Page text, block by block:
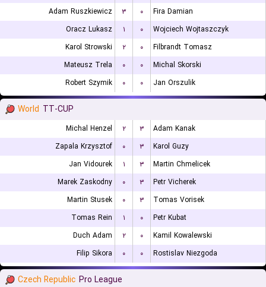
Adam Ruszkiewicz
۳ ۰
Fira Damian
Oracz Lukasz
۱ ۰
Wojciech Wojtaszczyk
Karol Strowski
۲ ۰
Filbrandt Tomasz
Mateusz Trela
۰ ۰
Michal Skorski
Robert Szymik
۰ ۰ Jan Orszulik
World TT-CUP
Michal Henzel ۲ ۳
Adam Kanak
Zapala Krzysztof
۰ ۳
Karol Guzy
Jan Vidourek
۱ ۳
Martin Chmelicek
Marek Zaskodny
۰ ۳
Petr Vicherek
Martin Stusek
۰ ۳
Tomas Vorisek
Tomas Rein
۱ ۰
Petr Kubat
Duch Adam
۲ ۰
Kamil Kowalewski
Filip Sikora
۰ ۰ Rostislav Niezgoda
Czech Republic Pro League